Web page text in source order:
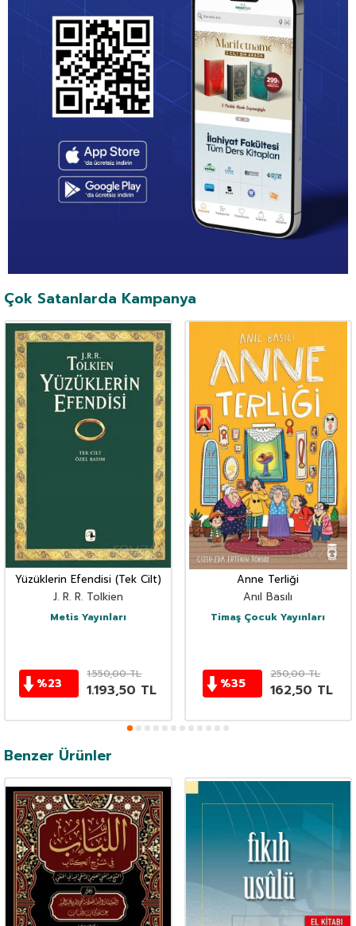
Çok Satanlarda Kampanya
Yüzüklerin Efendisi (Tek Cilt)
J. R. R. Tolkien
Metis Yayınları
%23
1.550,00TL
1.193,50 TL
Anne Terliği
Anıl Basılı
Timaş Çocuk Yayınları
%35
250,00TL
162,50 TL
Benzer Ürünler